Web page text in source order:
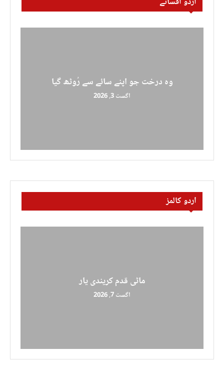
وہ درخت جو اپنے سائے سے رُوٹھ گیا
اگست 3, 2026
اردو کالمز
ماٹی قدم کریندی یار
اگست 7, 2026